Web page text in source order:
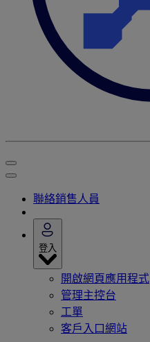
聯絡銷售人員
登入
開啟網頁應用程式
管理主控台
工單
客戶入口網站